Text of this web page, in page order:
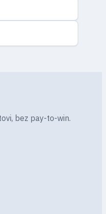
bez pay-to-win.